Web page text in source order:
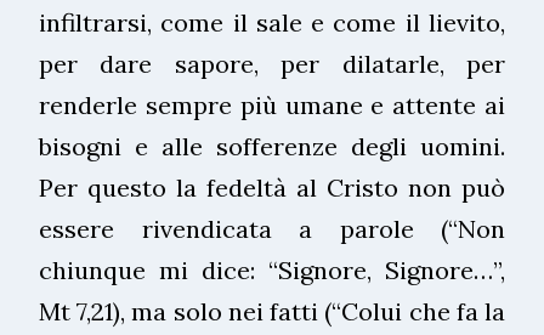
infiltrarsi, come il sale e come il lievito,
per dare sapore, per dilatarle, per
renderle sempre più umane e attente ai
bisogni e alle sofferenze degli uomini.
Per questo la fedeltà al Cristo non può
essere rivendicata a parole (“Non
chiunque mi dice: “Signore, Signore…”,
Mt 7,21), ma solo nei fatti (“Colui che fa la